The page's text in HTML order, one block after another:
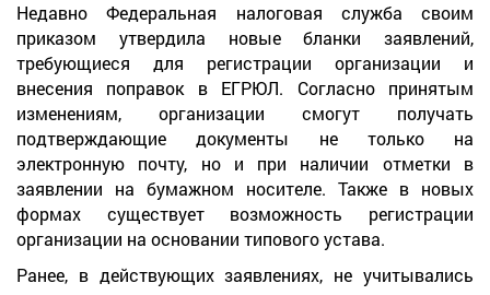
Недавно Федеральная налоговая служба своим
приказом утвердила новые бланки заявлений,
требующиеся для регистрации организации и
внесения поправок в ЕГРЮЛ. Согласно принятым
изменениям, организации смогут получать
подтверждающие документы не только на
электронную почту, но и при наличии отметки в
заявлении на бумажном носителе. Также в новых
формах существует возможность регистрации
организации на основании типового устава.
Ранее, в действующих заявлениях, не учитывались